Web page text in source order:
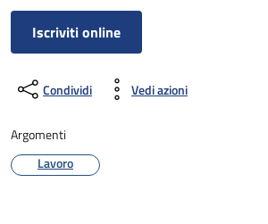
Iscriviti online
Condividi Vedi azioni
Argomenti
Lavoro